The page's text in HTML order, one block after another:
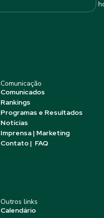
Comunicação
Comunicados
Rankings
Programas e Resultados
Notícias
Imprensa | Marketing
Contato | FAQ
Outros links
Calendário